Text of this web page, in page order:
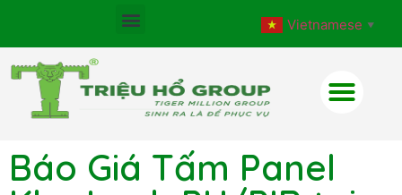
Vietnamese ▼
Báo Giá Tấm Panel